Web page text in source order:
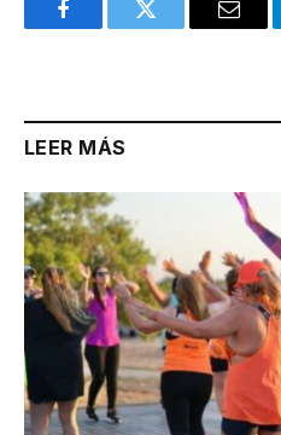
FacebookTwitter Email
LEER MÁS